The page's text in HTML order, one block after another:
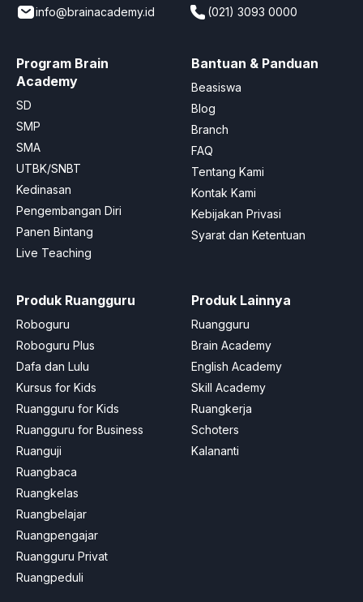
info@brainacademy.id (021) 3093 0000
Program Brain
Academy
SD
SMP
SMA
UTBK/SNBT
Kedinasan
Pengembangan Diri
Panen Bintang
Live Teaching
Bantuan & Panduan
Beasiswa
Blog
Branch
FAQ
Tentang Kami
Kontak Kami
Kebijakan Privasi
Syarat dan Ketentuan
Produk Ruangguru
Roboguru
Roboguru Plus
Dafa dan Lulu
Kursus for Kids
Ruangguru for Kids
Ruangguru for Business
Ruanguji
Ruangbaca
Ruangkelas
Ruangbelajar
Ruangpengajar
Ruangguru Privat
Ruangpeduli
Produk Lainnya
Ruangguru
Brain Academy
English Academy
Skill Academy
Ruangkerja
Schoters
Kalananti